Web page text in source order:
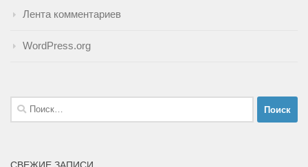
Лента комментариев
WordPress.org
Найти: